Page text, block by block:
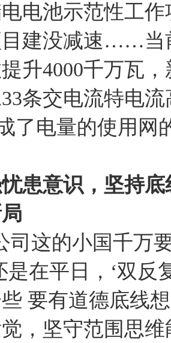
电池示范性工
建没减速……当
升4000千万瓦
条交电流特电
了电量的使用网
患意识，坚持
这的小国千万要
是在平日，‘双
些 要有道德底
，坚守范围思